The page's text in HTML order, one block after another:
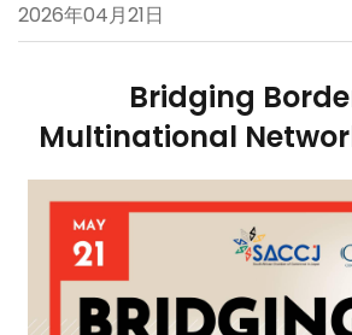
2026年04月21日
Bridging
Multinational